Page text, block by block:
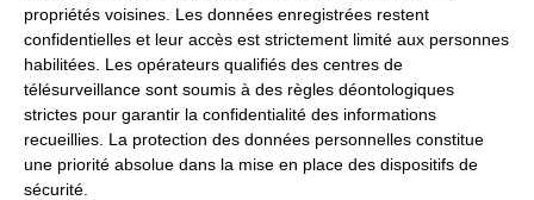
propriétés voisines. Les données enregistrées restent
confidentielles et leur accès est strictement limité aux personnes
habilitées. Les opérateurs qualifiés des centres de
télésurveillance sont soumis à des règles déontologiques
strictes pour garantir la confidentialité des informations
recueillies. La protection des données personnelles constitue
une priorité absolue dans la mise en place des dispositifs de
sécurité.